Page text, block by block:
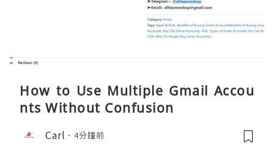
How to Use Multiple Gmail Accou
nts Without Confusion
Carl 4分鐘前